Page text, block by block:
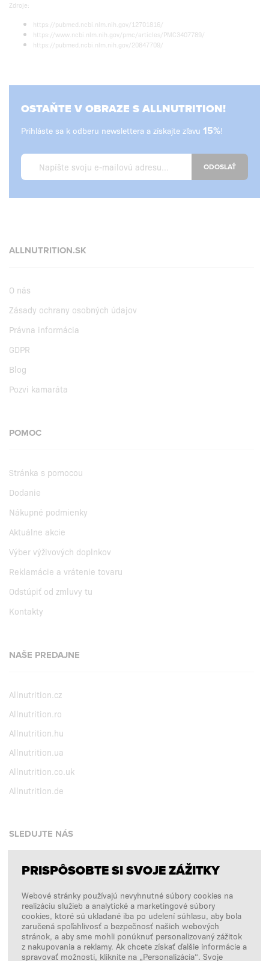
Zdroje:
https://pubmed.ncbi.nlm.nih.gov/12701816/
https://www.ncbi.nlm.nih.gov/pmc/articles/PMC3407789/
https://pubmed.ncbi.nlm.nih.gov/20847709/
OSTAŇTE V OBRAZE S ALLNUTRITION!
Prihláste sa k odberu newslettera a získajte zľavu 15%!
ODOSLAŤ
ALLNUTRITION.SK
O nás
Zásady ochrany osobných údajov
Právna informácia
GDPR
Blog
Pozvi kamaráta
POMOC
Stránka s pomocou
Dodanie
Nákupné podmienky
Aktuálne akcie
Výber výživových doplnkov
Reklamácie a vrátenie tovaru
Odstúpiť od zmluvy tu
Kontakty
NAŠE PREDAJNE
Allnutrition.cz
Allnutrition.ro
Allnutrition.hu
Allnutrition.ua
Allnutrition.co.uk
Allnutrition.de
SLEDUJTE NÁS
Facebook
Instagram
Copyright © 2026 SFD S. A.
PRISPÔSOBTE SI SVOJE ZÁŽITKY
Webové stránky používajú nevyhnutné súbory cookies na
realizáciu služieb a analytické a marketingové súbory
cookies, ktoré sú ukladané iba po udelení súhlasu, aby bola
zaručená spoľahlivosť a bezpečnosť našich webových
stránok, a aby sme mohli ponúknuť personalizovaný zážitok
z nakupovania a reklamy. Ak chcete získať ďalšie informácie a
spravovať možnosti, kliknite na „Personalizácia“. Svoje